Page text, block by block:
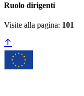
Ruolo dirigenti
Visite alla pagina: 101